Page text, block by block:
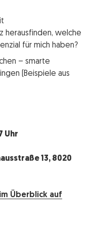
herausfinden, welche
für mich haben?
– smarte
(Beispiele aus
Uhr
13, 8020
Überblick auf